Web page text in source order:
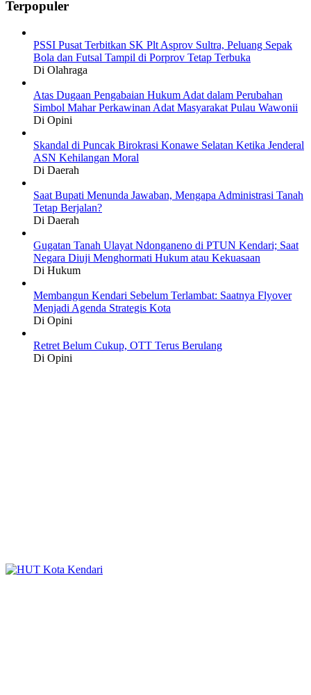
Terpopuler
PSSI Pusat Terbitkan SK Plt Asprov Sultra, Peluang Sepak
Bola dan Futsal Tampil di Porprov Tetap Terbuka
Di Olahraga
Atas Dugaan Pengabaian Hukum Adat dalam Perubahan
Simbol Mahar Perkawinan Adat Masyarakat Pulau Wawonii
Di Opini
Skandal di Puncak Birokrasi Konawe Selatan Ketika Jenderal
ASN Kehilangan Moral
Di Daerah
Saat Bupati Menunda Jawaban, Mengapa Administrasi Tanah
Tetap Berjalan?
Di Daerah
Gugatan Tanah Ulayat Ndonganeno di PTUN Kendari; Saat
Negara Diuji Menghormati Hukum atau Kekuasaan
Di Hukum
Membangun Kendari Sebelum Terlambat: Saatnya Flyover
Menjadi Agenda Strategis Kota
Di Opini
Retret Belum Cukup, OTT Terus Berulang
Di Opini